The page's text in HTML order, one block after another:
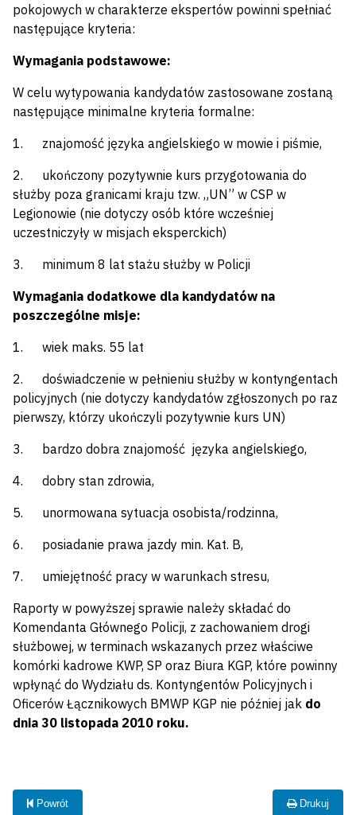
pokojowych w charakterze ekspertów powinni spełniać
następujące kryteria:
Wymagania podstawowe:
W celu wytypowania kandydatów zastosowane zostaną
następujące minimalne kryteria formalne:
1. znajomość języka angielskiego w mowie i piśmie,
2. ukończony pozytywnie kurs przygotowania do
służby poza granicami kraju tzw. „UN” w CSP w
Legionowie (nie dotyczy osób które wcześniej
uczestniczyły w misjach eksperckich)
3. minimum 8 lat stażu służby w Policji
Wymagania dodatkowe dla kandydatów na
poszczególne misje:
1. wiek maks. 55 lat
2. doświadczenie w pełnieniu służby w kontyngentach
policyjnych (nie dotyczy kandydatów zgłoszonych po raz
pierwszy, którzy ukończyli pozytywnie kurs UN)
3. bardzo dobra znajomość języka angielskiego,
4. dobry stan zdrowia,
5. unormowana sytuacja osobista/rodzinna,
6. posiadanie prawa jazdy min. Kat. B,
7. umiejętność pracy w warunkach stresu,
Raporty w powyższej sprawie należy składać do
Komendanta Głównego Policji, z zachowaniem drogi
służbowej, w terminach wskazanych przez właściwe
komórki kadrowe KWP, SP oraz Biura KGP, które powinny
wpłynąć do Wydziału ds. Kontyngentów Policyjnych i
Oficerów Łącznikowych BMWP KGP nie później jak do
dnia 30 listopada 2010 roku.
Powrót Drukuj